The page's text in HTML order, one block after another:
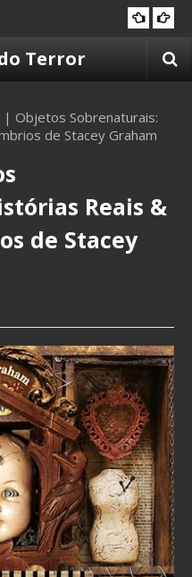
Terror
| Objetos Sobrenaturais:
de Stacey Graham
Reais &
de Stacey